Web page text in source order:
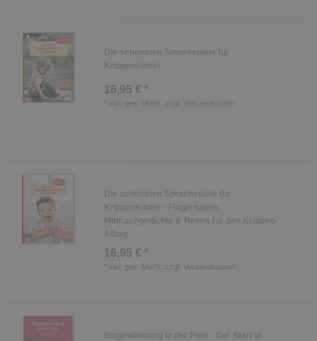
Die schönsten Sinnesspiele für
Krippenkinder
16,95 € *
* inkl. ges. MwSt. zzgl. Versandkosten
Die schönsten Sprachspiele für
Krippenkinder - Fingerspiele,
Mitmachgedichte & Reime für den Krippen-
Alltag
16,95 € *
* inkl. ges. MwSt. zzgl. Versandkosten
Eingewöhnung in der Peer - Der Start in